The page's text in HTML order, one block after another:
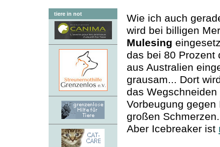
tiere in not
Wie ich auch
wird bei billigen
Mulesing
das bei 80 Prozent
aus Australien
grausam... Dort
das
Vorbeugung
großen Schmerzen.
Aber Icebreaker ist